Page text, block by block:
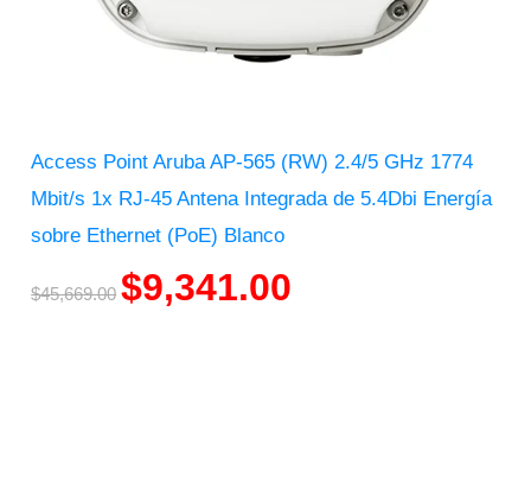
Access Point Aruba AP-565 (RW) 2.4/5 GHz 1774
Mbit/s 1x RJ-45 Antena Integrada de 5.4Dbi Energía
sobre Ethernet (PoE) Blanco
$45,669.00 $9,341.00